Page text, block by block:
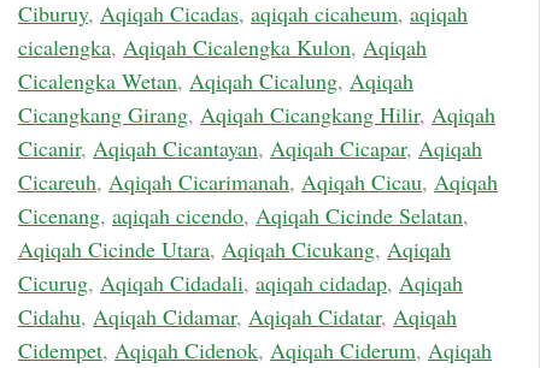
Ciburuy, Aqiqah Cicadas, aqiqah cicaheum, aqiqah
cicalengka, Aqiqah Cicalengka Kulon, Aqiqah
Cicalengka Wetan, Aqiqah Cicalung, Aqiqah
Cicangkang Girang, Aqiqah Cicangkang Hilir, Aqiqah
Cicanir, Aqiqah Cicantayan, Aqiqah Cicapar, Aqiqah
Cicareuh, Aqiqah Cicarimanah, Aqiqah Cicau, Aqiqah
Cicenang, aqiqah cicendo, Aqiqah Cicinde Selatan,
Aqiqah Cicinde Utara, Aqiqah Cicukang, Aqiqah
Cicurug, Aqiqah Cidadali, aqiqah cidadap, Aqiqah
Cidahu, Aqiqah Cidamar, Aqiqah Cidatar, Aqiqah
Cidempet, Aqiqah Cidenok, Aqiqah Ciderum, Aqiqah